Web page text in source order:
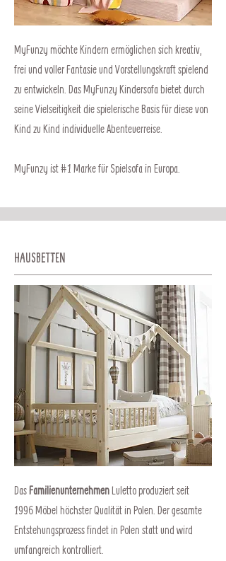
MyFunzy möchte Kindern ermöglichen sich kreativ,
frei und voller Fantasie und Vorstellungskraft spielend
zu entwickeln. Das MyFunzy Kindersofa bietet durch
seine Vielseitigkeit die spielerische Basis für diese von
Kind zu Kind individuelle Abenteuerreise.
MyFunzy ist #1 Marke für Spielsofa in Europa.
Hausbetten
DasFamilienunternehmenLuletto produziert seit
1996 Möbel höchster Qualität in Polen. Der gesamte
Entstehungsprozess findet in Polen statt und wird
umfangreich kontrolliert.